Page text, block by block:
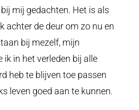
mij gedachten. Het is als
achter de deur om zo nu en
bij mezelf, mijn
ik in het verleden bij alle
heb te blijven toe passen
leven goed aan te kunnen.